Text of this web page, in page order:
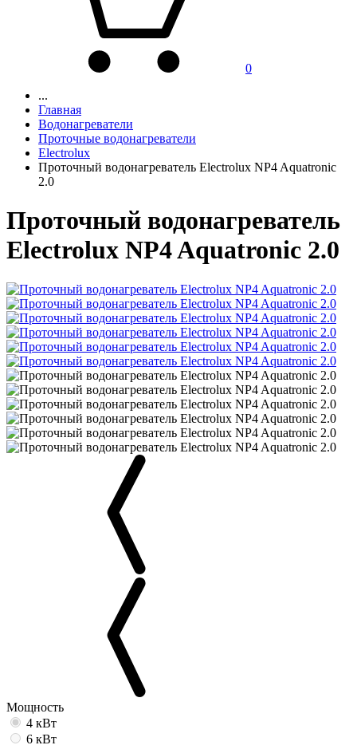
0
...
Главная
Водонагреватели
Проточные водонагреватели
Electrolux
Проточный водонагреватель Electrolux NP4 Aquatronic
2.0
Проточный водонагреватель
Electrolux NP4 Aquatronic 2.0
Мощность
4 кВт
6 кВт